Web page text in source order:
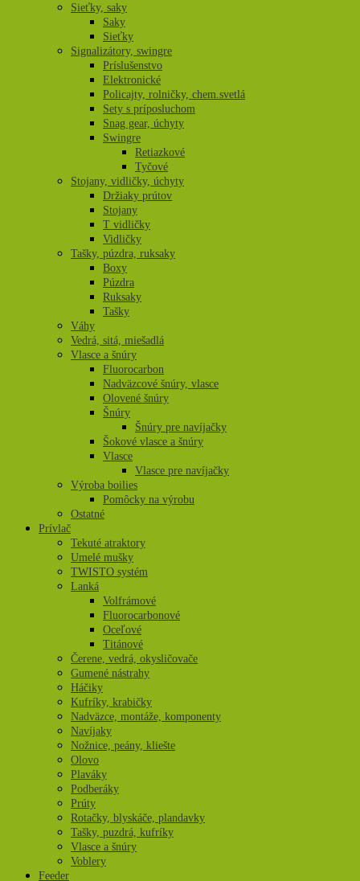
Sieťky, saky
Saky
Sieťky
Signalizátory, swingre
Príslušenstvo
Elektronické
Policajty, rolničky, chem.svetlá
Sety s príposluchom
Snag gear, úchyty
Swingre
Retiazkové
Tyčové
Stojany, vidličky, úchyty
Držiaky prútov
Stojany
T vidličky
Vidličky
Tašky, púzdra, ruksaky
Boxy
Púzdra
Ruksaky
Tašky
Váhy
Vedrá, sitá, miešadlá
Vlasce a šnúry
Fluorocarbon
Nadväzcové šnúry, vlasce
Olovené šnúry
Šnúry
Šnúry pre navíjačky
Šokové vlasce a šnúry
Vlasce
Vlasce pre navíjačky
Výroba boilies
Pomôcky na výrobu
Ostatné
Prívlač
Tekuté atraktory
Umelé mušky
TWISTO systém
Lanká
Volfrámové
Fluorocarbonové
Oceľové
Titánové
Čerene, vedrá, okysličovače
Gumené nástrahy
Háčiky
Kufríky, krabičky
Nadväzce, montáže, komponenty
Navíjaky
Nožnice, peány, kliešte
Olovo
Plaváky
Podberáky
Prúty
Rotačky, blyskáče, plandavky
Tašky, puzdrá, kufríky
Vlasce a šnúry
Voblery
Feeder